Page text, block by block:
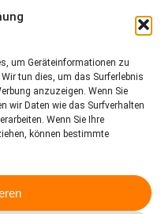
um Geräteinformationen zu
tun dies, um das Surferlebnis
anzuzeigen. Wenn Sie
wir Daten wie das Surfverhalten
Wenn Sie Ihre
können bestimmte